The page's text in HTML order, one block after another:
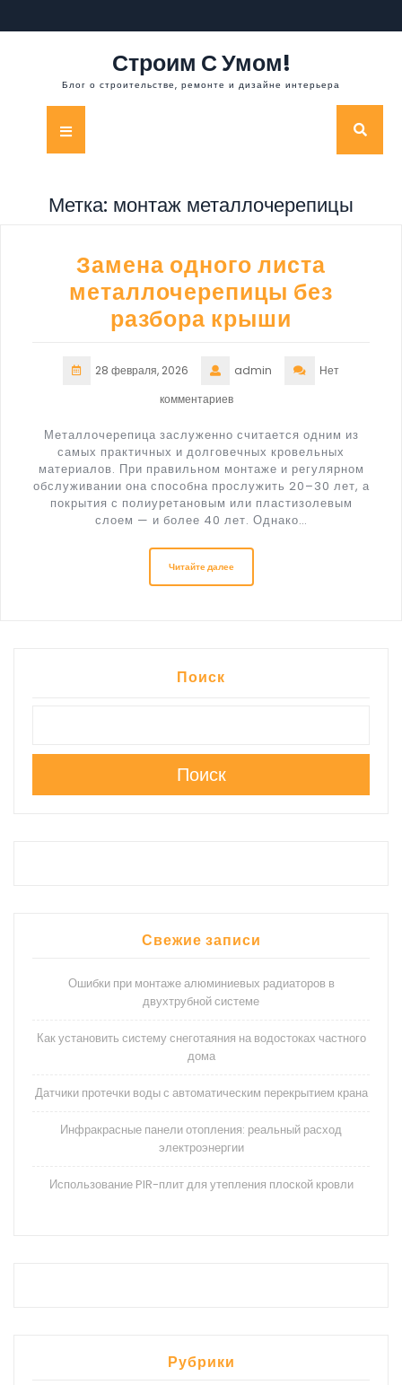
к
Строим С Умом!
Блог о строительстве, ремонте и дизайне интерьера
Кнопка
Метка: монтаж металлочерепицы
Замена одного листа
металлочерепицы без
разбора крыши
28 февраля, 2026 admin
Нет
комментариев
Металлочерепица заслуженно считается одним из
самых практичных и долговечных кровельных
материалов. При правильном монтаже и регулярном
обслуживании она способна прослужить 20–30 лет, а
покрытия с полиуретановым или пластизолевым
слоем — и более 40 лет. Однако…
Читайте далее
Поиск
Поиск
Свежие записи
Ошибки при монтаже алюминиевых радиаторов в
двухтрубной системе
Как установить систему снеготаяния на водостоках частного
дома
Датчики протечки воды с автоматическим перекрытием крана
Инфракрасные панели отопления: реальный расход
электроэнергии
Использование PIR-плит для утепления плоской кровли
Рубрики